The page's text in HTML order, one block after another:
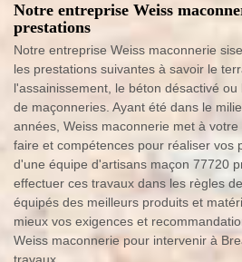
Notre entreprise Weiss
prestations
Notre entreprise Weiss maconnerie
les prestations suivantes à savoir le
l'assainissement, le béton désactivé
de maçonneries. Ayant été dans le
années, Weiss maconnerie met à
faire et compétences pour réaliser vos
d'une équipe d'artisans maçon 77720
effectuer ces travaux dans les règles
équipés des meilleurs produits et
mieux vos exigences et
Weiss maconnerie pour intervenir à